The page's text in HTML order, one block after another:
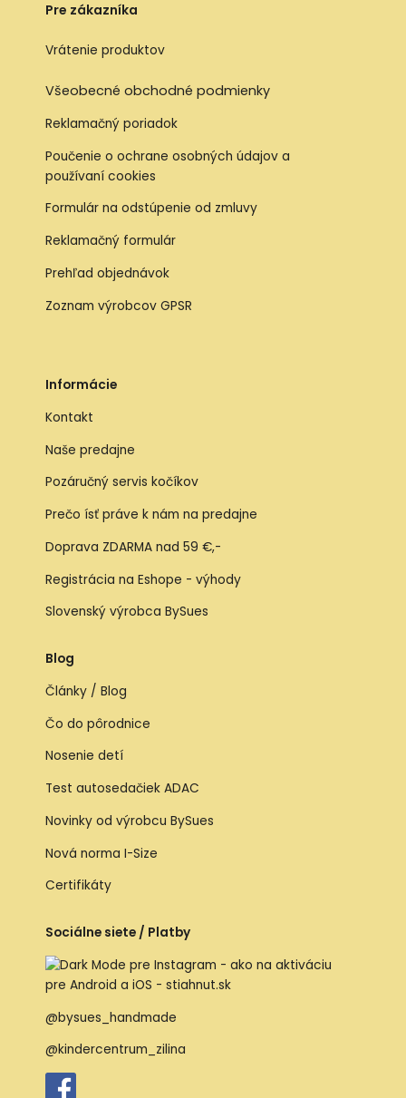
Pre zákazníka
Vrátenie produktov
Všeobecné obchodné podmienky
Reklamačný poriadok
Poučenie o ochrane osobných údajov a
používaní cookies
Formulár na odstúpenie od zmluvy
Reklamačný formulár
Prehľad objednávok
Zoznam výrobcov GPSR
Informácie
Kontakt
Naše predajne
Pozáručný servis kočíkov
Prečo ísť práve k nám na predajne
Doprava ZDARMA nad 59 €,-
Registrácia na Eshope - výhody
Slovenský výrobca BySues
Blog
Články / Blog
Čo do pôrodnice
Nosenie detí
Test autosedačiek ADAC
Novinky od výrobcu BySues
Nová norma I-Size
Certifikáty
Sociálne siete / Platby
@bysues_handmade
@kindercentrum_zilina